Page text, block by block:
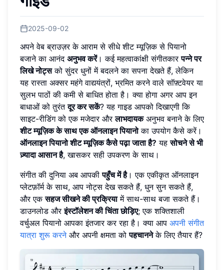
2025-09-02
अपने वेब ब्राउज़र के आराम से सीधे शीट म्यूज़िक से पियानो
बजाने का आनंद अनुभव करें। कई महत्वाकांक्षी संगीतकारपन्ने पर
लिखे नोट्सको सुंदर धुनों में बदलने का सपना देखते हैं, लेकिन
यह रास्ता अक्सर महंगे वाद्ययंत्रों, भ्रमित करने वाले सॉफ़्टवेयर या
सुलभ पाठों की कमी से बाधित होता है। क्या होगा अगर आप इन
बाधाओं को तुरंतदूर कर सकें? यह गाइड आपको दिखाएगी कि
साइट-रीडिंग को एक मजेदार औरलाभदायकअनुभव बनाने के लिए
शीट म्यूज़िक के साथ एक ऑनलाइन पियानोका उपयोग कैसे करें।
ऑनलाइन पियानो शीट म्यूज़िक कैसे पढ़ा जाता है? यहसोचने से भी
ज़्यादा आसान है, खासकर सही उपकरण के साथ।
संगीत की दुनिया अब आपकीपहुँच में है। एक एकीकृत ऑनलाइन
प्लेटफ़ॉर्म के साथ, आप नोट्स देख सकते हैं, धुन सुन सकते हैं,
और एकसहज सीखने की प्रक्रियामें साथ-साथ बजा सकते हैं।
डाउनलोड औरइंस्टॉलेशन की चिंता छोड़िए; एक शक्तिशाली
वर्चुअल पियानो आपका इंतजार कर रहा है। क्या आप अपनी संगीत
यात्रा शुरू करनेऔर अपनी क्षमता कोपहचाननेके लिए तैयार हैं?